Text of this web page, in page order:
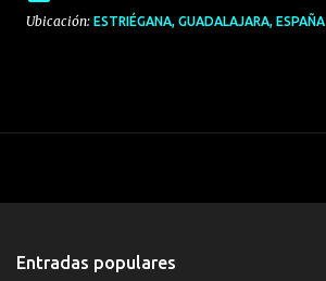
Ubicación: ESTRIÉGANA, GUADALAJARA, ESPAÑA
Entradas populares